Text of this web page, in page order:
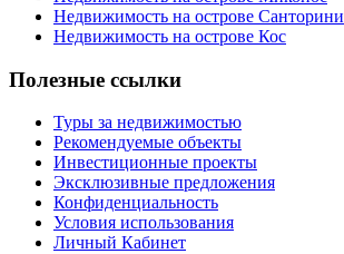
Недвижимость на острове Санторини
Недвижимость на острове Кос
Полезные ссылки
Туры за недвижимостью
Рекомендуемые объекты
Инвестиционные проекты
Эксклюзивные предложения
Конфиденциальность
Условия использования
Личный Кабинет